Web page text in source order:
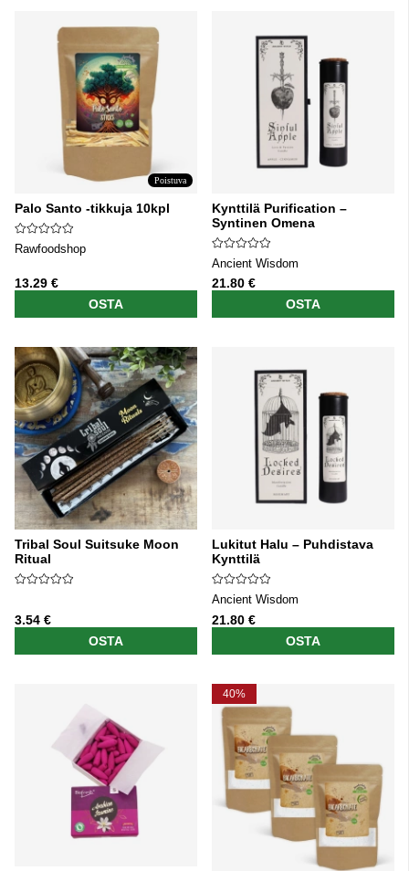
Poistuva
Palo Santo -tikkuja 10kpl
Rawfoodshop
13.29 €
OSTA
Kynttilä Purification –
Syntinen Omena
Ancient Wisdom
21.80 €
OSTA
Tribal Soul Suitsuke Moon
Ritual
3.54 €
OSTA
Lukitut Halu – Puhdistava
Kynttilä
Ancient Wisdom
21.80 €
OSTA
40%